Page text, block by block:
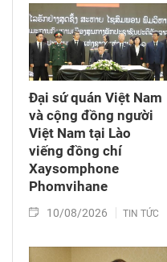
Đại sứ quán Việt Nam
và cộng đồng người
Việt Nam tại Lào
viếng đồng chí
Xaysomphone
Phomvihane
10/08/2026 TIN TỨC